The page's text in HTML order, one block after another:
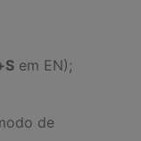
em EN);
de